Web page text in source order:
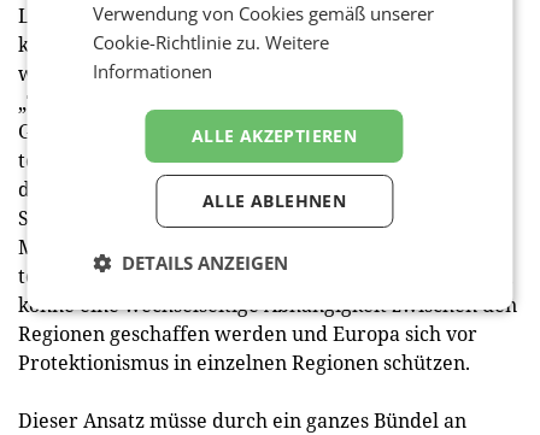
Laut Gerdemann besitzt heute keine Region den
kompletten „Technologie-Stack“ für High-Tech. Auch
wenn China sich zum Ziel gesetzt hat, den
„Technologie-Stack“ lokal zu besetzen, empfiehlt
Gerdemann, dass sich Europa auf seine
technologischen Kernkompetenzen konzentriert und
diese konsequent ausbaut. Dazu gehöre auch der
Schutz dieser Kompetenzen vor interkontinentalen
M&A-Aktivitäten. Nur wenn Europa eigene
technologische „Assets“ mit globaler Bedeutung halte,
könne eine wechselseitige Abhängigkeit zwischen den
Regionen geschaffen werden und Europa sich vor
Protektionismus in einzelnen Regionen schützen.
Dieser Ansatz müsse durch ein ganzes Bündel an
Verwendung von Cookies gemäß unserer
Cookie-Richtlinie zu.Weitere
Informationen
ALLE AKZEPTIEREN
ALLE ABLEHNEN
DETAILS ANZEIGEN